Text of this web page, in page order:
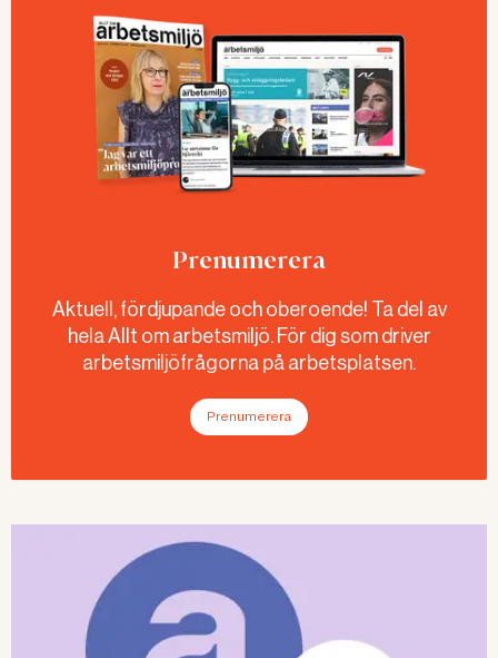
Prenumerera
Aktuell, fördjupande och oberoende! Ta del av
hela Allt om arbetsmiljö. För dig som driver
arbetsmiljöfrågorna på arbetsplatsen.
Prenumerera